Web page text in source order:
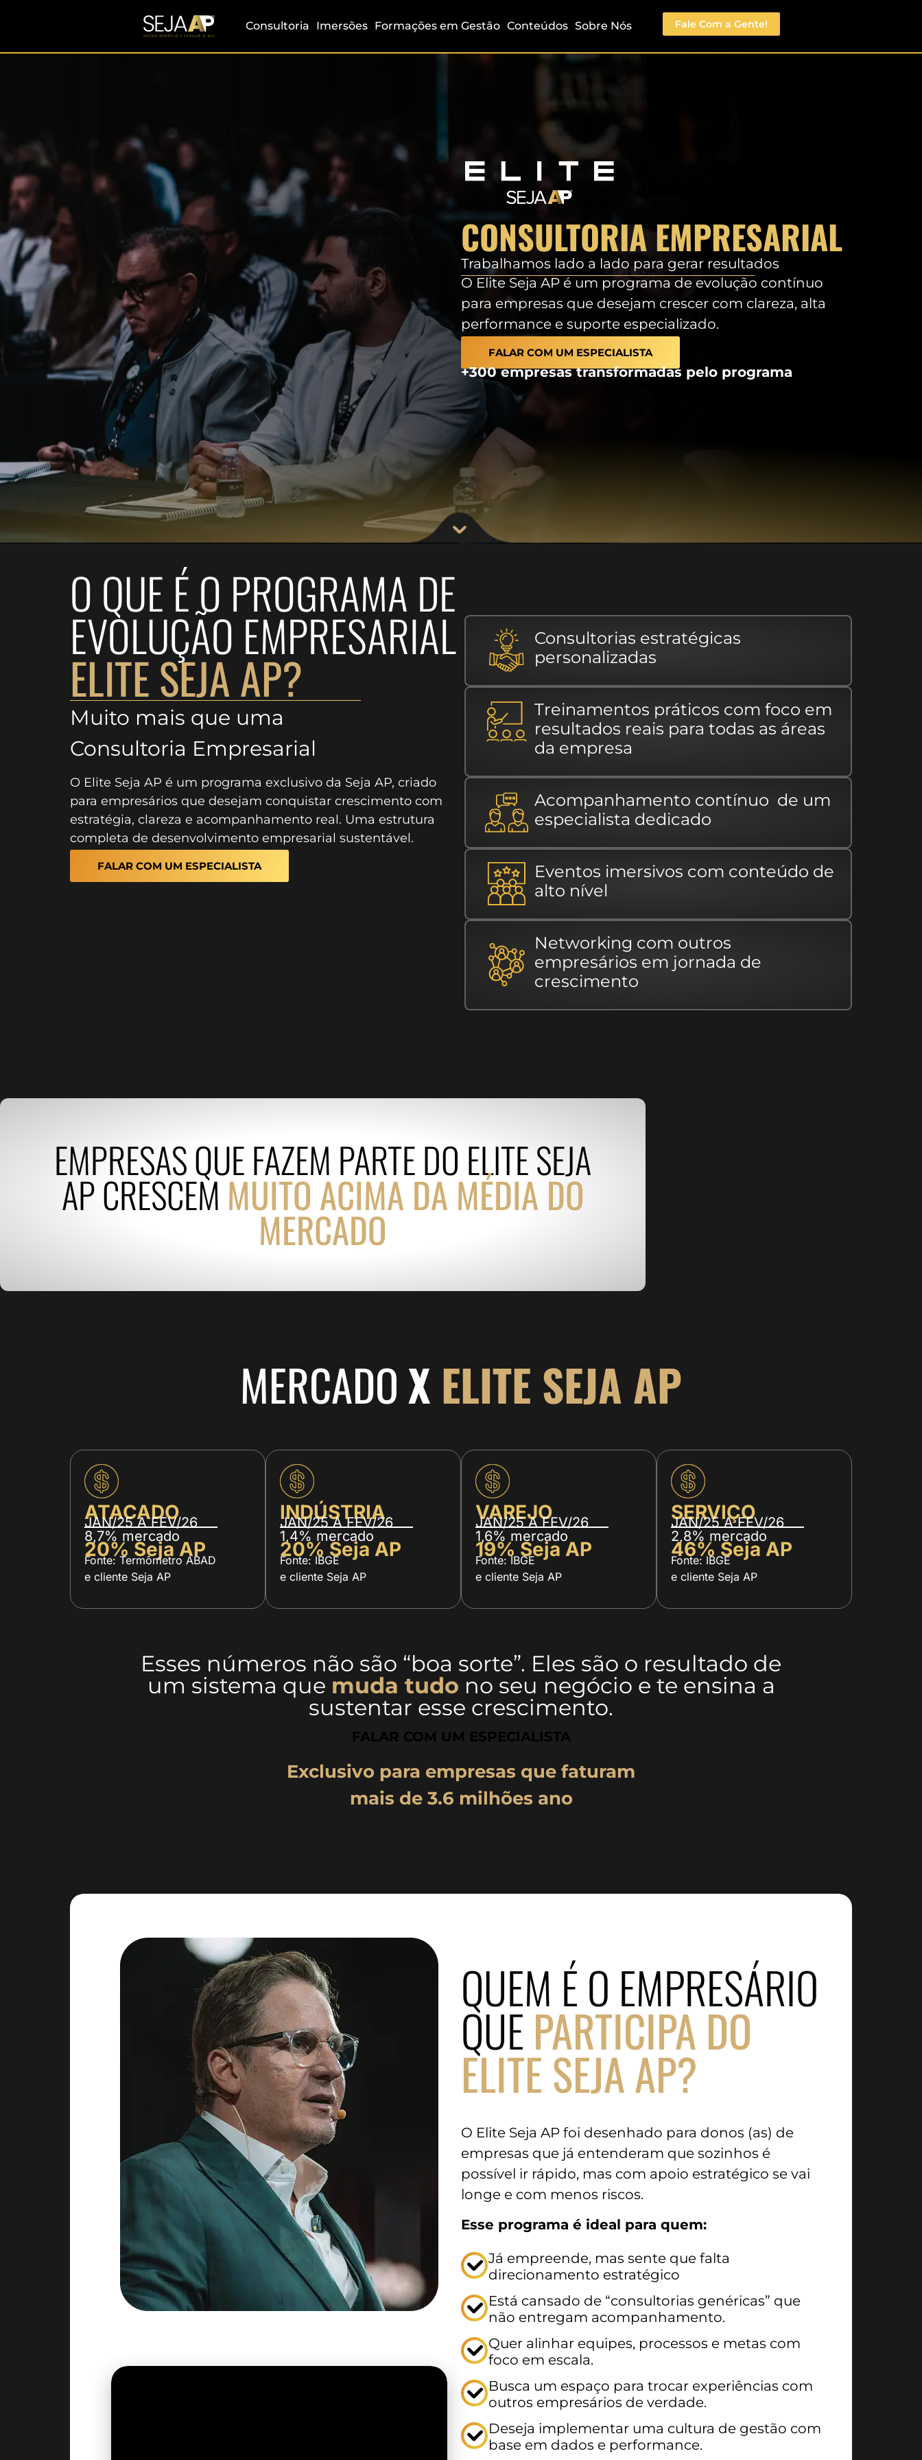
Consultoria Imersões Formações em Gestão Conteúdos Sobre Nós Fale Com a Gente!
CONSULTORIA EMPRESARIAL
Trabalhamos lado a lado para gerar resultados
O Elite Seja AP é um programa de evolução contínuo
para empresas que desejam crescer com clareza, alta
performance e suporte especializado.
FALAR COM UM ESPECIALISTA
+300 empresas transformadas pelo programa
O QUE É O PROGRAMA DE
EVOLUÇÃO EMPRESARIAL
ELITE SEJA AP?
Muito mais que uma
Consultoria Empresarial
O Elite Seja AP é um programa exclusivo da Seja AP, criado
para empresários que desejam conquistar crescimento com
estratégia, clareza e acompanhamento real. Uma estrutura
completa de desenvolvimento empresarial sustentável.
FALAR COM UM ESPECIALISTA
Consultorias estratégicas
personalizadas
Treinamentos práticos com foco em
resultados reais para todas as áreas
da empresa
Acompanhamento contínuo de um
especialista dedicado
Eventos imersivos com conteúdo de
alto nível
Networking com outros
empresários em jornada de
crescimento
EMPRESAS QUE FAZEM PARTE DO ELITE SEJA
AP CRESCEM MUITO ACIMA DA MÉDIA DO
MERCADO
MERCADOX ELITE SEJA AP
ATACADO
JAN/25 A FEV/26
8,7% mercado
20% Seja AP
Fonte: Termômetro ABAD
e cliente Seja AP
INDÚSTRIA
JAN/25 A FEV/26
1,4% mercado
20% Seja AP
Fonte: IBGE
e cliente Seja AP
VAREJO
JAN/25 A FEV/26
1,6% mercado
19% Seja AP
Fonte: IBGE
e cliente Seja AP
SERVIÇO
JAN/25 A FEV/26
2,8% mercado
46% Seja AP
Fonte: IBGE
e cliente Seja AP
Esses números não são “boa sorte”. Eles são o resultado de
um sistema que muda tudo no seu negócio e te ensina a
sustentar esse crescimento.
FALAR COM UM ESPECIALISTA
Exclusivo para empresas que faturam
mais de 3.6 milhões ano
QUEM É O EMPRESÁRIO
QUE PARTICIPA DO
ELITE SEJA AP?
O Elite Seja AP foi desenhado para donos (as) de
empresas que já entenderam que sozinhos é
possível ir rápido, mas com apoio estratégico se vai
longe e com menos riscos.
Esse programa é ideal para quem:
Já empreende, mas sente que falta
direcionamento estratégico
Está cansado de “consultorias genéricas” que
não entregam acompanhamento.
Quer alinhar equipes, processos e metas com
foco em escala.
Busca um espaço para trocar experiências com
outros empresários de verdade.
Deseja implementar uma cultura de gestão com
base em dados e performance.